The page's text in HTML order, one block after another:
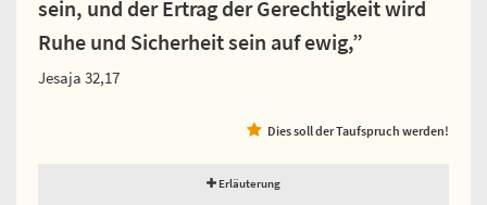
sein, und der Ertrag der Gerechtigkeit wird
Ruhe und Sicherheit sein auf ewig,”
Jesaja 32,17
Dies soll der Taufspruch werden!
Erläuterung